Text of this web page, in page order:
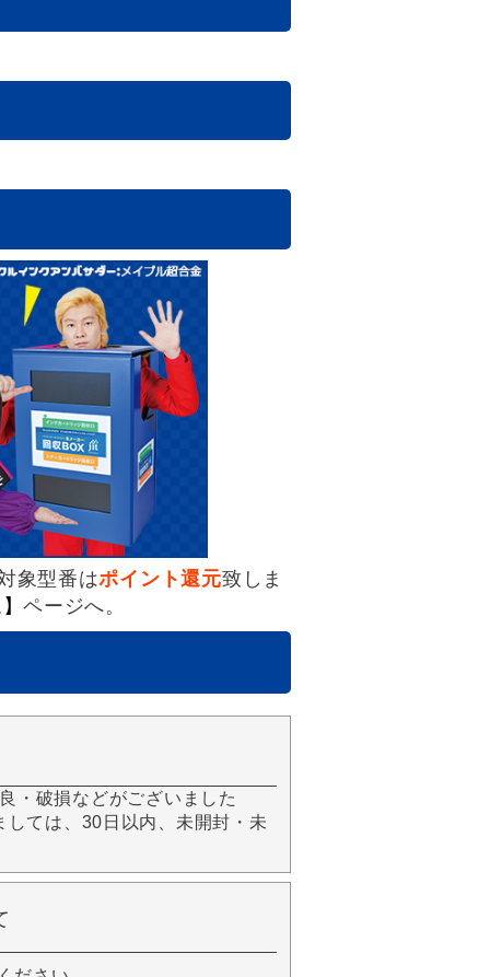
象型番はポイント還元致しま
ページへ。
・破損などがございました
ては、30日以内、未開封・未